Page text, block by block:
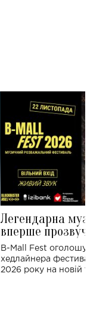
Легендарна
вперше
Україні: де
B-Mall Fest
хедлайнера
2026 року на новій